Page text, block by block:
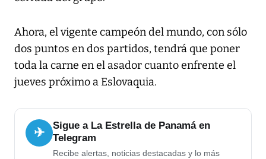
Ahora, el vigente campeón del mundo, con sólo
dos puntos en dos partidos, tendrá que poner
toda la carne en el asador cuanto enfrente el
jueves próximo a Eslovaquia.
✈
Sigue a La Estrella de Panamá en
Telegram
Recibe alertas, noticias destacadas y lo más